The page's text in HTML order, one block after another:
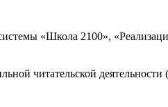
«Школа 2100»,
читательской деятельности